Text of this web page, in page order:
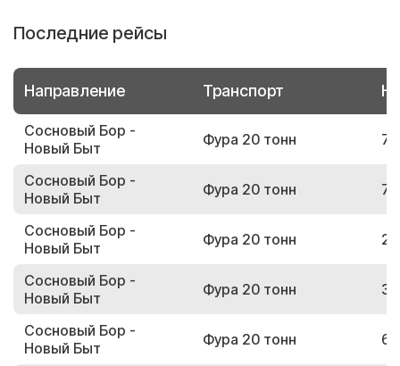
Последние рейсы
Направление Транспорт
Сосновый Бор -
Новый Быт
Фура 20 тонн
Сосновый Бор -
Новый Быт
Фура 20 тонн
Сосновый Бор -
Новый Быт
Фура 20 тонн
Сосновый Бор -
Новый Быт
Фура 20 тонн
Сосновый Бор -
Новый Быт
Фура 20 тонн